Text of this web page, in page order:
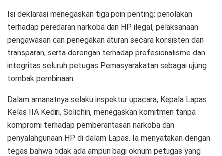
Isi deklarasi menegaskan tiga poin penting: penolakan
terhadap peredaran narkoba dan HP ilegal, pelaksanaan
pengawasan dan penegakan aturan secara konsisten dan
transparan, serta dorongan terhadap profesionalisme dan
integritas seluruh petugas Pemasyarakatan sebagai ujung
tombak pembinaan.
Dalam amanatnya selaku inspektur upacara, Kepala Lapas
Kelas IIA Kediri, Solichin, menegaskan komitmen tanpa
kompromi terhadap pemberantasan narkoba dan
penyalahgunaan HP di dalam Lapas. Ia menyatakan dengan
tegas bahwa tidak ada ampun bagi oknum petugas yang